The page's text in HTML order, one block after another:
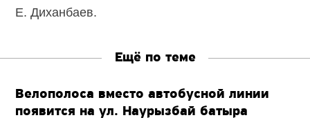
Е. Диханбаев.
Ещё по теме
Велополоса вместо автобусной линии
появится на ул. Наурызбай батыра